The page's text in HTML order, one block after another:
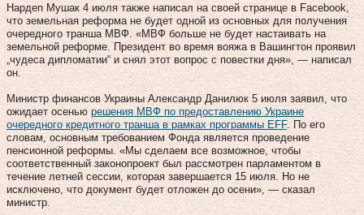
Нардеп Мушак 4 июля также написал на своей странице в Facebook,
что земельная реформа не будет одной из основных для получения
очередного транша МВФ. «МВФ больше не будет настаивать на
земельной реформе. Президент во время вояжа в Вашингтон проявил
„чудеса дипломатии“ и снял этот вопрос с повестки дня», — написал
он.
Министр финансов Украины Александр Данилюк 5 июля заявил, что
ожидает осенью решения МВФ по предоставлению Украине
очередного кредитного транша в рамках программы EFF. По его
словам, основным требованием Фонда является проведение
пенсионной реформы. «Мы сделаем все возможное, чтобы
соответственный законопроект был рассмотрен парламентом в
течение летней сессии, которая завершается 15 июля. Но не
исключено, что документ будет отложен до осени», — сказал
министр.